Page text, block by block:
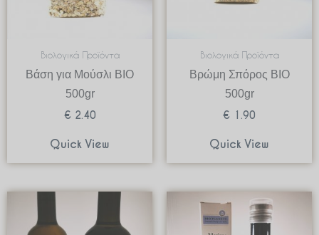
Βιολογικά Προϊόντα
Βάση για Μούσλι BIO
500gr
€ 2.40
Quick View
Βιολογικά Προϊόντα
Βρώμη Σπόρος ΒΙΟ
500gr
€ 1.90
Quick View